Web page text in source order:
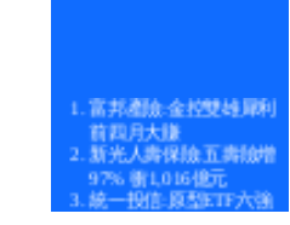
富邦產險:金控雙雄犀利
前四月大賺
新光人壽保險:五壽險增
97% 衝1,016億元
統一投信:原型ETF六強
漲逾九成